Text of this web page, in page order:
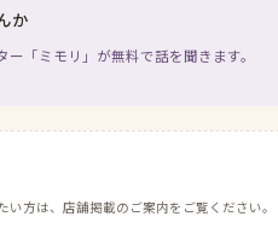
か
「ミモリ」が無料で話を聞きます。
方は、店舗掲載のご案内をご覧ください。